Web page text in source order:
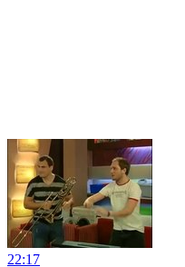
22:17